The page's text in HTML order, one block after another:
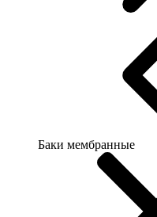
Баки мембранные